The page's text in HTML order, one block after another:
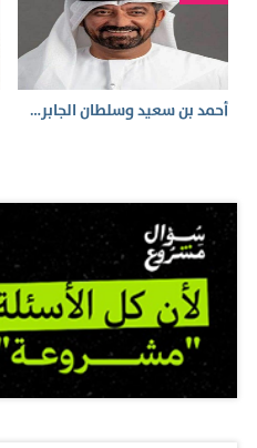
أحمد بن سعيد وسلطان الجابر…